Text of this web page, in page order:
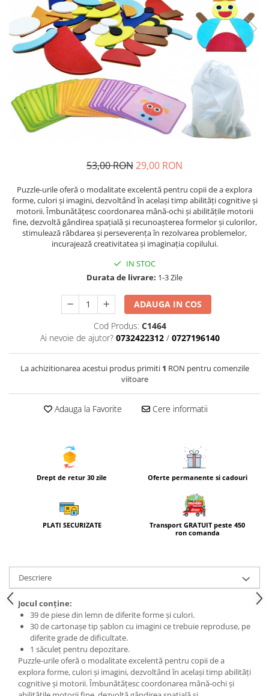
53,00 RON29,00 RON
Puzzle-urile oferă o modalitate excelentă pentru copii de a explora
forme, culori și imagini, dezvoltând în același timp abilități cognitive și
motorii. Îmbunătățesc coordonarea mână-ochi și abilitățile motorii
fine, dezvoltă gândirea spațială și recunoașterea formelor și culorilor,
stimulează răbdarea și perseverența în rezolvarea problemelor,
incurajează creativitatea și imaginația copilului.
IN STOC
Durata de livrare: 1-3 Zile
ADAUGA IN COS
Cod Produs: C1464
Ai nevoie de ajutor? 0732422312 / 0727196140
La achizitionarea acestui produs primiti 1 RON pentru comenzile
viitoare
Adauga la Favorite Cere informatii
Drept de retur 30 zile Oferte permanente si cadouri
PLATI SECURIZATE
Transport GRATUIT peste 450
ron comanda
Descriere
Jocul conține:
39 de piese din lemn de diferite forme și culori.
30 de cartonașe tip șablon cu imagini ce trebuie reproduse, pe
diferite grade de dificultate.
1 săculeț pentru depozitare.
Puzzle-urile oferă o modalitate excelentă pentru copii de a
explora forme, culori și imagini, dezvoltând în același timp abilități
cognitive și motorii. Îmbunătățesc coordonarea mână-ochi și